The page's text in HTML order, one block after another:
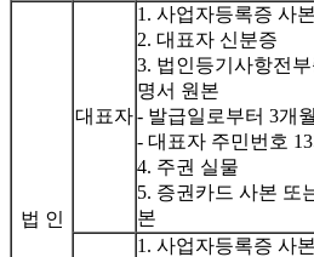
법 인
대표자
1. 사업자등록증 사본
2. 대표자 신분증
3. 법인등기사항전
명서 원본
- 발급일로부터 3개
- 대표자 주민번호 13
4. 주권 실물
5. 증권카드 사본 또
본
1. 사업자등록증 사본